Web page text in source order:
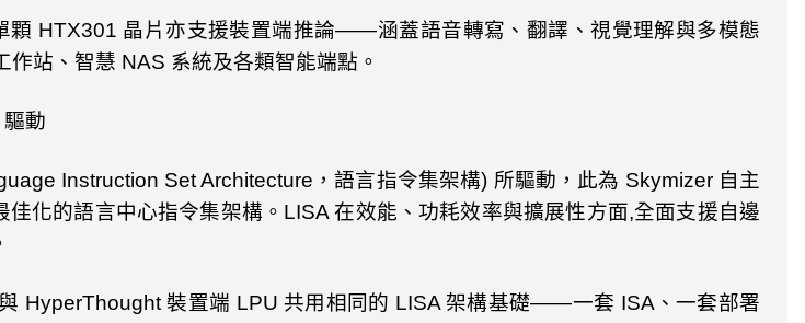
顆 HTX301 晶片亦支援裝置端推論——涵蓋語音轉寫、翻譯、視覺理解與多模態
作站、智慧 NAS 系統及各類智能端點。
動
Instruction Set Architecture ，語言指令集架構) 所驅動，此為 Skymizer 自主
佳化的語言中心指令集架構。 LISA在效能、功耗效率與擴展性方面,全面支援自邊
HyperThought裝置端 LPU 共用相同的 LISA架構基礎——一套 ISA 、一套部署